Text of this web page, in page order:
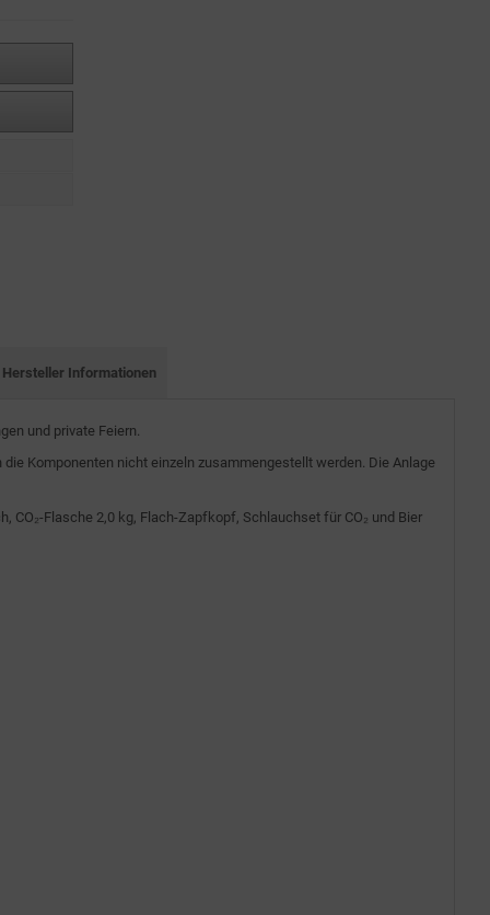
Hersteller Informationen
und private Feiern.
Komponenten nicht einzeln zusammengestellt werden. Die Anlage
Flasche 2,0 kg, Flach-Zapfkopf, Schlauchset für CO₂ und Bier